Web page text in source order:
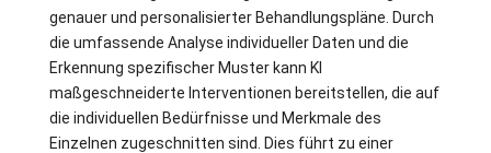
genauer und personalisierter Behandlungspläne. Durch
die umfassende Analyse individueller Daten und die
Erkennung spezifischer Muster kann KI
maßgeschneiderte Interventionen bereitstellen, die auf
die individuellen Bedürfnisse und Merkmale des
Einzelnen zugeschnitten sind. Dies führt zu einer